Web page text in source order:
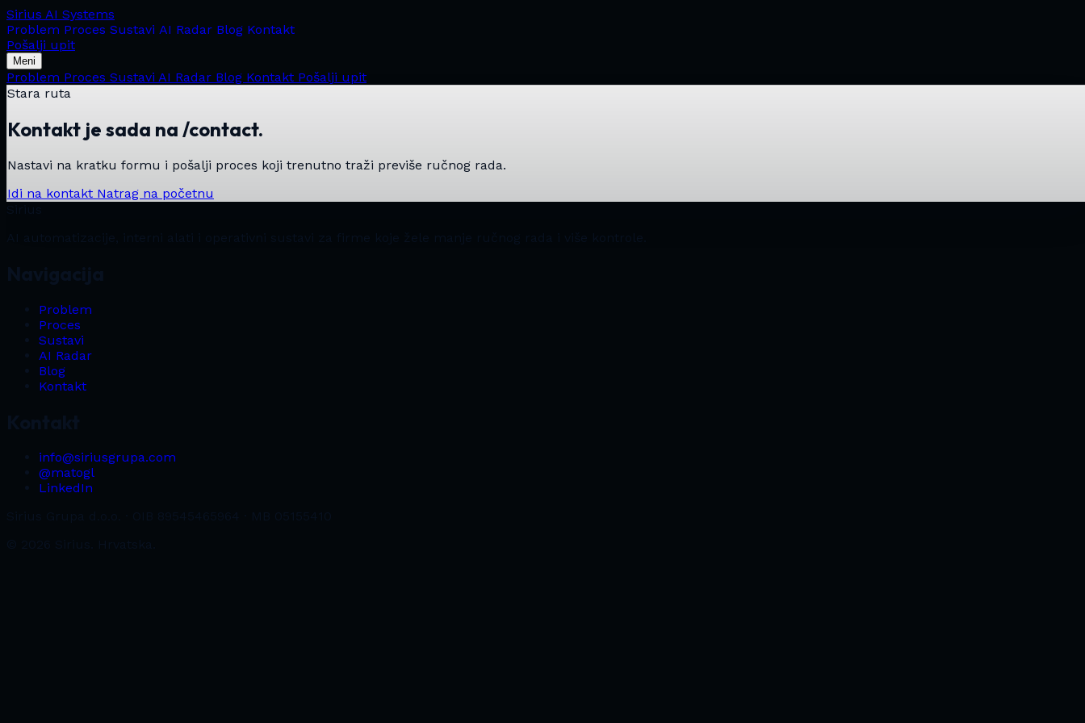
Sirius AI Systems
Problem Proces Sustavi AI Radar Blog Kontakt
Pošalji upit
Meni
Problem Proces Sustavi AI Radar Blog Kontakt Pošalji upit
Stara ruta
Kontakt je sada na /contact.
Nastavi na kratku formu i pošalji proces koji trenutno traži previše ručnog rada.
Idi na kontakt Natrag na početnu
Problem
Proces
Sustavi
AI Radar
Blog
Kontakt
info@siriusgrupa.com
@matogl
LinkedIn